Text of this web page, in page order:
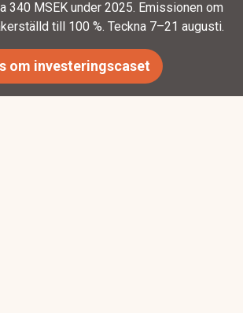
340 MSEK under 2025. Emissionen om
till 100 %. Teckna 7–21 augusti.
om investeringscaset